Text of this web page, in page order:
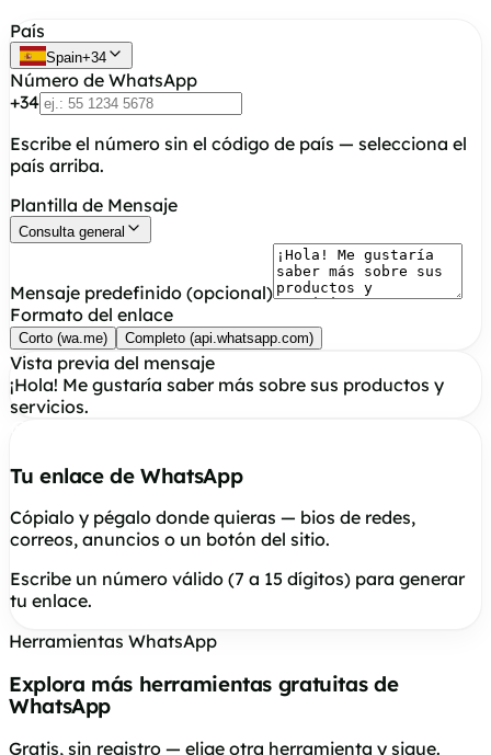
País
Spain+34
Número de WhatsApp
+34
Escribe el número sin el código de país — selecciona el
país arriba.
Plantilla de Mensaje
Consulta general
Mensaje predefinido (opcional)
Formato del enlace
Corto (wa.me) Completo (api.whatsapp.com)
Vista previa del mensaje
¡Hola! Me gustaría saber más sobre sus productos y
servicios.
Tu enlace de WhatsApp
Cópialo y pégalo donde quieras — bios de redes,
correos, anuncios o un botón del sitio.
Escribe un número válido (7 a 15 dígitos) para generar
tu enlace.
Herramientas WhatsApp
Explora más herramientas gratuitas de
WhatsApp
Gratis, sin registro — elige otra herramienta y sigue.